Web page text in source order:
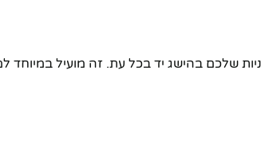
בהישג יד בכל עת. זה מועיל במיוחד